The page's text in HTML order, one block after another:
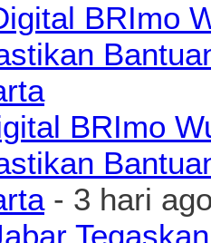
BRImo
- 3 hari